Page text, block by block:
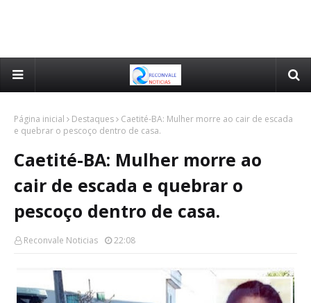
Página inicial Destaques
Caetité-BA: Mulher morre ao cair de escada
e quebrar o pescoço dentro de casa.
Caetité-BA: Mulher morre ao
cair de escada e quebrar o
pescoço dentro de casa.
Reconvale Noticias 22:08